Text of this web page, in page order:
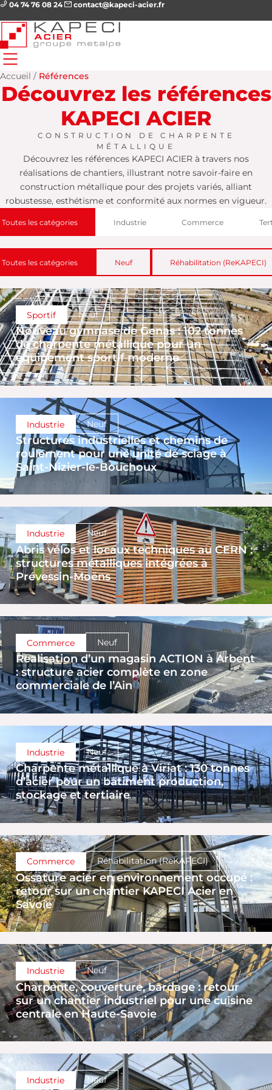
04 74 76 08 24 contact@kapeci-acier.fr
Accueil / Références
Découvrez les références
KAPECI ACIER
CONSTRUCTION DE CHARPENTE
MÉTALLIQUE
Découvrez les références KAPECI ACIER à travers nos
réalisations de chantiers, illustrant notre savoir-faire en
construction métallique pour des projets variés, alliant
robustesse, esthétisme et conformité aux normes en vigueur.
Toutes les catégories Industrie Commerce
Toutes les catégories Neuf Réhabilitation (ReKAPECI)
Sportif Neuf
Nouveau gymnase de Genas : 102 tonnes
de charpente métallique pour un
équipement sportif moderne
Industrie Neuf
Structures industrielles et chemins de
roulement pour une unité de sciage à
Saint-Nizier-le-Bouchoux
Industrie Neuf
Abris vélos et locaux techniques au CERN :
structures métalliques intégrées à
Prévessin-Moëns
Commerce Neuf
Réalisation d’un magasin ACTION à Arbent
: structure acier complète en zone
commerciale de l’Ain
Industrie Neuf
Charpente métallique à Viriat : 130 tonnes
d’acier pour un bâtiment production,
stockage et tertiaire
Commerce Réhabilitation (ReKAPECI)
Ossature acier en environnement occupé :
retour sur un chantier KAPECI Acier en
Savoie
Industrie Neuf
Charpente, couverture, bardage : retour
sur un chantier industriel pour une cuisine
centrale en Haute-Savoie
Industrie Neuf